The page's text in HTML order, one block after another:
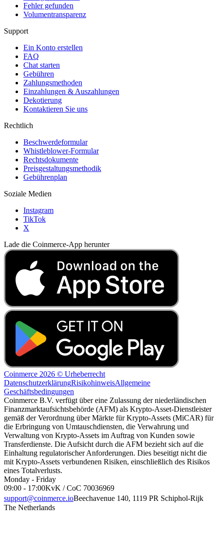
Fehler gefunden
Volumentransparenz
Support
Ein Konto erstellen
FAQ
Chat starten
Gebühren
Zahlungsmethoden
Einzahlungen & Auszahlungen
Dekotierung
Kontaktieren Sie uns
Rechtlich
Beschwerdeformular
Whistleblower-Formular
Rechtsdokumente
Preisgestaltungsmethodik
Gebührenplan
Soziale Medien
Instagram
TikTok
X
Lade die Coinmerce-App herunter
Coinmerce 2026 © Urheberrecht
DatenschutzerklärungRisikohinweisAllgemeine
Geschäftsbedingungen
Coinmerce B.V. verfügt über eine Zulassung der niederländischen
Finanzmarktaufsichtsbehörde (AFM) als Krypto-Asset-Dienstleister
gemäß der Verordnung über Märkte für Krypto-Assets (MiCAR) für
die Erbringung von Umtauschdiensten, die Verwahrung und
Verwaltung von Krypto-Assets im Auftrag von Kunden sowie
Transferdienste. Die Aufsicht durch die AFM bezieht sich auf die
Einhaltung regulatorischer Anforderungen. Dies beseitigt nicht die
mit Krypto-Assets verbundenen Risiken, einschließlich des Risikos
eines Totalverlusts.
Monday - Friday
09:00 - 17:00KvK / CoC 70036969
support@coinmerce.ioBeechavenue 140, 1119 PR Schiphol-Rijk
The Netherlands